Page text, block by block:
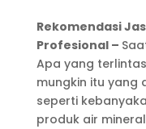
Rekomendasi
Profesional –
Apa yang
mungkin itu yang
seperti
produk air